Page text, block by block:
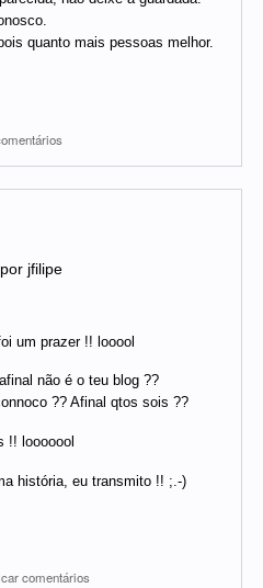
quanto mais pessoas melhor.
por jfilipe
um prazer !! looool
não é o teu blog ??
?? Afinal qtos sois ??
!! looooool
história, eu transmito !! ;.-)
comentários